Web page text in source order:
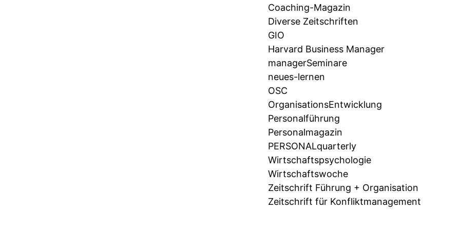
Coaching-Magazin
Diverse Zeitschriften
GIO
Harvard Business Manager
managerSeminare
neues-lernen
OSC
OrganisationsEntwicklung
Personalführung
Personalmagazin
PERSONALquarterly
Wirtschaftspsychologie
Wirtschaftswoche
Zeitschrift Führung + Organisation
Zeitschrift für Konfliktmanagement